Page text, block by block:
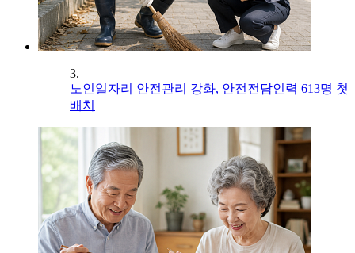
3.
노인일자리 안전관리 강화, 안전전담인력 613명 첫
배치